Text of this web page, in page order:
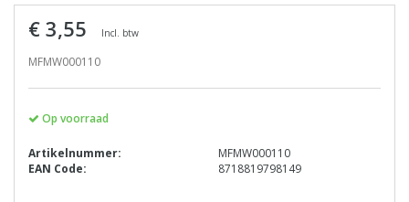
€ 3,55 Incl. btw
MFMW000110
Op voorraad
Artikelnummer:
MFMW000110
EAN Code:
8718819798149